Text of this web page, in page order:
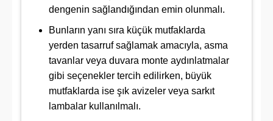
dengenin sağlandığından emin olunmalı.
Bunların yanı sıra küçük mutfaklarda
yerden tasarruf sağlamak amacıyla, asma
tavanlar veya duvara monte aydınlatmalar
gibi seçenekler tercih edilirken, büyük
mutfaklarda ise şık avizeler veya sarkıt
lambalar kullanılmalı.